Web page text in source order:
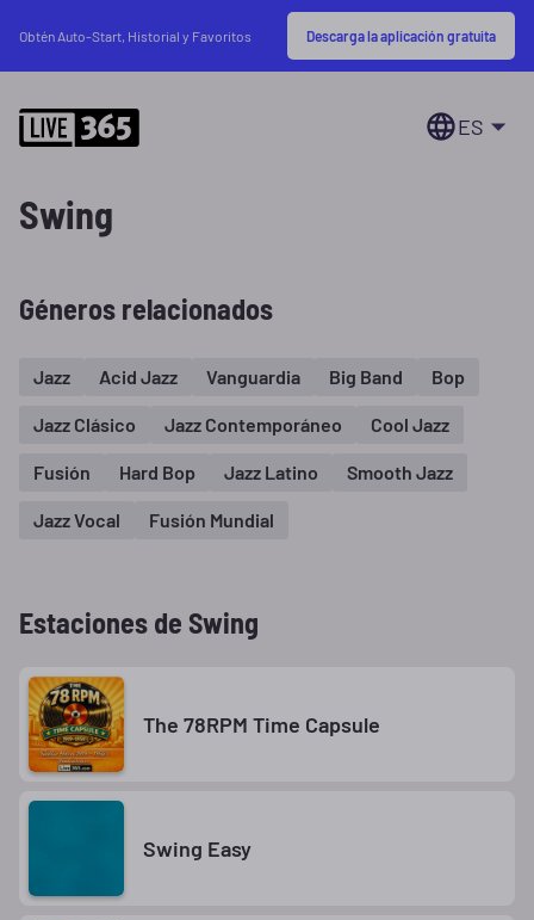
Obtén Auto-Start, Historial y Favoritos Descarga la aplicación gratuita
ES
Swing
Géneros relacionados
Jazz Acid Jazz Vanguardia Big Band Bop
Jazz Clásico Jazz Contemporáneo Cool Jazz
Fusión Hard Bop Jazz Latino Smooth Jazz
Jazz Vocal Fusión Mundial
Estaciones de Swing
The 78RPM Time Capsule
Swing Easy